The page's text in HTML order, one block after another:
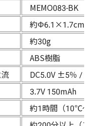
MEMO083-BK
約Φ6.1×1.7cm
約30g
ABS樹脂
DC5.0V ±5％ /
3.7V 150mAh
約1時間（10℃